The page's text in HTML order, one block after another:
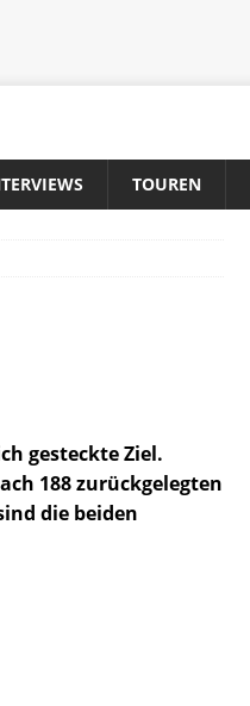
TOUREN
gesteckte Ziel.
188 zurückgelegten
die beiden